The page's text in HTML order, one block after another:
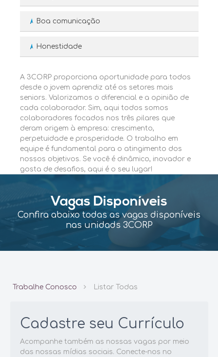
Boa comunicação
Honestidade
A 3CORP proporciona oportunidade para todos
desde o jovem aprendiz até os setores mais
seniors. Valorizamos o diferencial e a opinião de
cada colaborador. Sim, aqui todos somos
colaboradores focados nos três pilares que
deram origem à empresa: crescimento,
perpetuidade e prosperidade. O trabalho em
equipe é fundamental para o atingimento dos
nossos objetivos. Se você é dinâmico, inovador e
gosta de desafios, aqui é o seu lugar!
Vagas Disponíveis
Confira abaixo todas as vagas disponíveis
nas unidads 3CORP
Trabalhe Conosco Listar Todas
Cadastre seu Currículo
Acompanhe também as nossas vagas por meio
das nossas mídias sociais. Conecte-nos no